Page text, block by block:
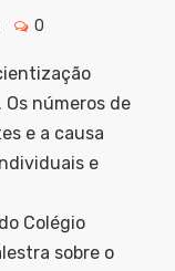
0
números de
e a causa
e
Colégio
sobre o